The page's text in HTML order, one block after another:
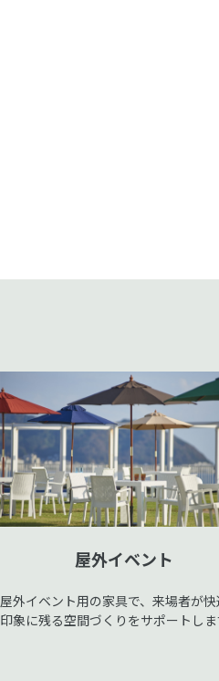
屋外イベント
屋外イベント用の家具で、来場者が
印象に残る空間づくりをサポートしま